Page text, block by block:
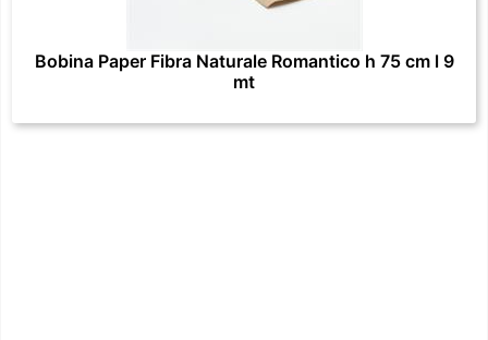
Bobina Paper Fibra Naturale Romantico h 75 cm l 9
mt